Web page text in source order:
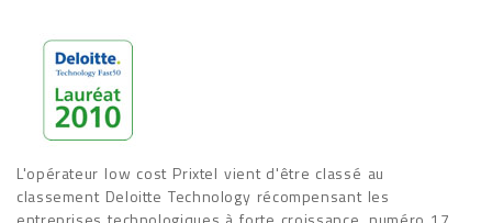
L'opérateur low cost Prixtel vient d'être classé au
classement Deloitte Technology récompensant les